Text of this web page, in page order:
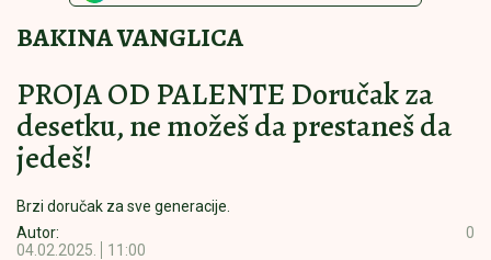
BAKINA VANGLICA
PROJA OD PALENTE Doručak za
desetku, ne možeš da prestaneš da
jedeš!
Brzi doručak za sve generacije.
Autor:
04.02.2025.
11:00
0